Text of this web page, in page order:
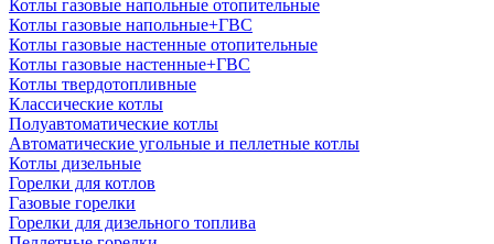
Котлы газовые напольные отопительные
Котлы газовые напольные+ГВС
Котлы газовые настенные отопительные
Котлы газовые настенные+ГВС
Котлы твердотопливные
Классические котлы
Полуавтоматические котлы
Автоматические угольные и пеллетные котлы
Котлы дизельные
Горелки для котлов
Газовые горелки
Горелки для дизельного топлива